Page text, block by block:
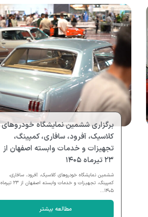
برگزاری ششمین نمایشگاه خودروهای
کلاسیک، آفرود، سافاری، کمپینگ،
تجهیزات و خدمات وابسته اصفهان از
۲۳ تیرماه ۱۴۰۵
ششمین نمایشگاه خودروهای کلاسیک، آفرود، سافاری،
کمپینگ، تجهیزات و خدمات وابسته اصفهان از ۲۳ تیرماه
۱۴۰۵...
مطالعه بیشتر